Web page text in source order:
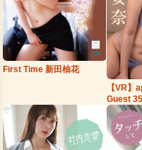
First Time 新田柚花
【VR】
Guest